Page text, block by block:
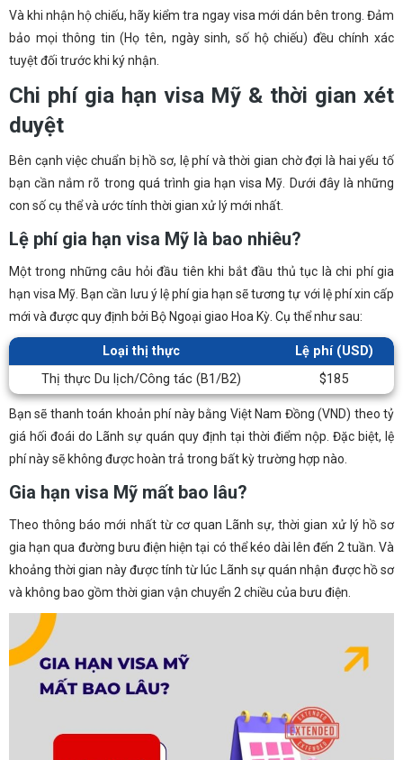
Và khi nhận hộ chiếu, hãy kiểm tra ngay visa mới dán bên trong. Đảm
bảo mọi thông tin (Họ tên, ngày sinh, số hộ chiếu) đều chính xác
tuyệt đối trước khi ký nhận.
Chi phí gia hạn visa Mỹ & thời gian xét
duyệt
Bên cạnh việc chuẩn bị hồ sơ, lệ phí và thời gian chờ đợi là hai yếu tố
bạn cần nắm rõ trong quá trình gia hạn visa Mỹ. Dưới đây là những
con số cụ thể và ước tính thời gian xử lý mới nhất.
Lệ phí gia hạn visa Mỹ là bao nhiêu?
Một trong những câu hỏi đầu tiên khi bắt đầu thủ tục là chi phí gia
hạn visa Mỹ. Bạn cần lưu ý lệ phí gia hạn sẽ tương tự với lệ phí xin cấp
mới và được quy định bởi Bộ Ngoại giao Hoa Kỳ. Cụ thể như sau:
Loại thị thực
Lệ phí (USD)
Thị thực Du lịch/Công tác (B1/B2)
$185
Bạn sẽ thanh toán khoản phí này bằng Việt Nam Đồng (VND) theo tỷ
giá hối đoái do Lãnh sự quán quy định tại thời điểm nộp. Đặc biệt, lệ
phí này sẽ không được hoàn trả trong bất kỳ trường hợp nào.
Gia hạn visa Mỹ mất bao lâu?
Theo thông báo mới nhất từ cơ quan Lãnh sự, thời gian xử lý hồ sơ
gia hạn qua đường bưu điện hiện tại có thể kéo dài lên đến 2 tuần. Và
khoảng thời gian này được tính từ lúc Lãnh sự quán nhận được hồ sơ
và không bao gồm thời gian vận chuyển 2 chiều của bưu điện.